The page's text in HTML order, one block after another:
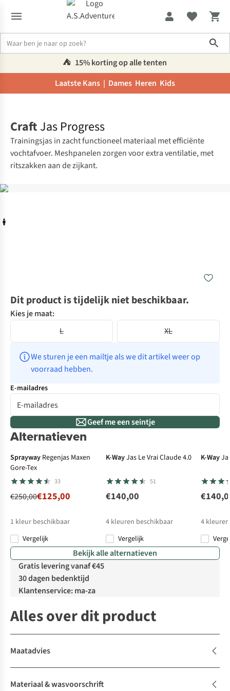
⛺️ 15% korting op alle tenten
Laatste Kans | Dames Heren Kids
Craft Jas Progress
Trainingsjas in zacht functioneel materiaal met efficiënte
vochtafvoer. Meshpanelen zorgen voor extra ventilatie, met
ritszakken aan de zijkant.
Dit product is tijdelijk niet beschikbaar.
Kies je maat:
L
XL
We sturen je een mailtje als we dit artikel weer op
voorraad hebben.
E-mailadres
Geef me een seintje
Alternatieven
-50% Gore-Tex
Sprayway Regenjas Maxen
Gore-Tex
33
€250,00€125,00
1 kleur beschikbaar
Vergelijk
K-WayJas Le Vrai Claude 4.0
51
€140,00
4 kleuren beschikbaar
Vergelijk
K-Way
4
Bekijk alle alternatieven
Gratis levering vanaf €45
30 dagen bedenktijd
Klantenservice: ma-za
Alles over dit product
Maatadvies
Materiaal & wasvoorschrift